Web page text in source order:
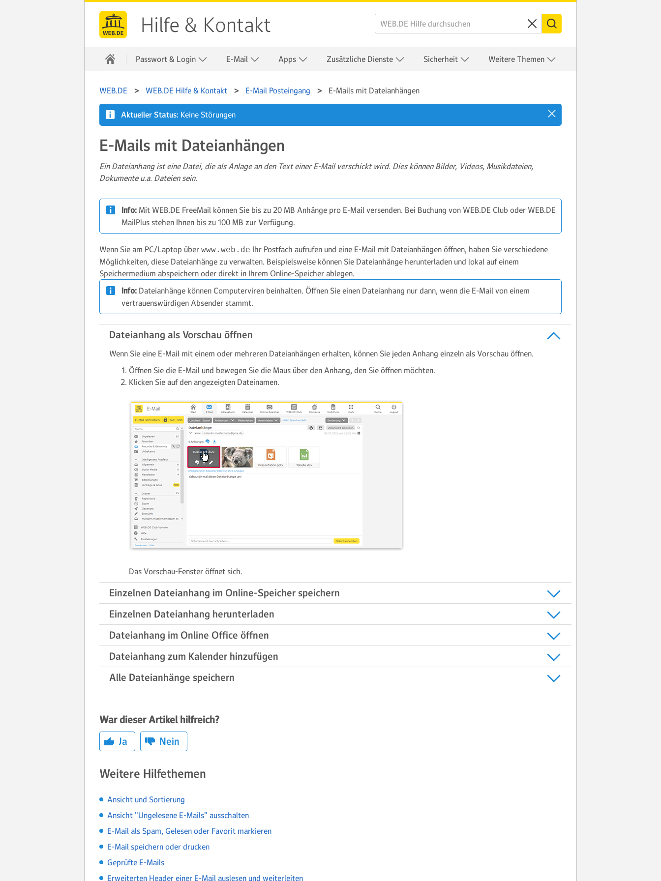
Hilfe & Kontakt
Passwort & Login E-Mail Apps Zusätzliche Dienste Sicherheit Weitere Themen
WEB.DE WEB.DE Hilfe & Kontakt E-Mail Posteingang E-Mails mit Dateianhängen
Aktueller Status: Keine Störungen
E-Mails mit Dateianhängen
Ein Dateianhang ist eine Datei, die als Anlage an den Text einer E-Mail verschickt wird. Dies können Bilder, Videos, Musikdateien,
Dokumente u.a. Dateien sein.
Info: Mit WEB.DE FreeMail können Sie bis zu 20 MB Anhänge pro E-Mail versenden. Bei Buchung von WEB.DE Club oder WEB.DE
MailPlus stehen Ihnen bis zu 100 MB zur Verfügung.
Wenn Sie am PC/Laptop über www.web.de Ihr Postfach aufrufen und eine E-Mail mit Dateianhängen öffnen, haben Sie verschiedene
Möglichkeiten, diese Dateianhänge zu verwalten. Beispielsweise können Sie Dateianhänge herunterladen und lokal auf einem
Speichermedium abspeichern oder direkt in Ihrem Online-Speicher ablegen.
Info: Dateianhänge können Computerviren beinhalten. Öffnen Sie einen Dateianhang nur dann, wenn die E-Mail von einem
vertrauenswürdigen Absender stammt.
Dateianhang als Vorschau öffnen
Wenn Sie eine E-Mail mit einem oder mehreren Dateianhängen erhalten, können Sie jeden Anhang einzeln als Vorschau öffnen.
Öffnen Sie die E-Mail und bewegen Sie die Maus über den Anhang, den Sie öffnen möchten.
Klicken Sie auf den angezeigten Dateinamen.
Das Vorschau-Fenster öffnet sich.
Einzelnen Dateianhang im Online-Speicher speichern
Einzelnen Dateianhang herunterladen
Dateianhang im Online Office öffnen
Dateianhang zum Kalender hinzufügen
Alle Dateianhänge speichern
War dieser Artikel hilfreich?
Ja
Nein
Weitere Hilfethemen
Ansicht und Sortierung
Ansicht "Ungelesene E-Mails" ausschalten
E-Mail als Spam, Gelesen oder Favorit markieren
E-Mail speichern oder drucken
Geprüfte E-Mails
Erweiterten Header einer E-Mail auslesen und weiterleiten